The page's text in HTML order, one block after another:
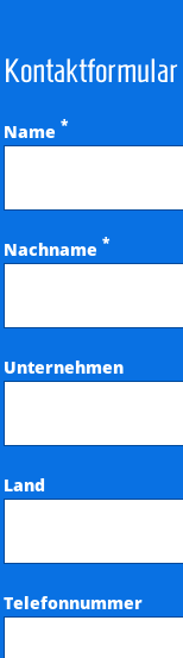
Kontaktformular
Name *
Nachname *
Unternehmen
Land
Telefonnummer